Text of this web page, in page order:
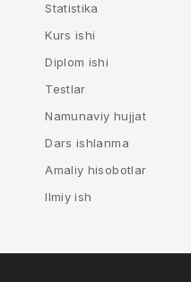
Statistika
Kurs ishi
Diplom ishi
Testlar
Namunaviy hujjat
Dars ishlanma
Amaliy hisobotlar
Ilmiy ish